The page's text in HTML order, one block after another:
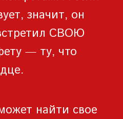
значит, он
СВОЮ
— ту, что
найти свое